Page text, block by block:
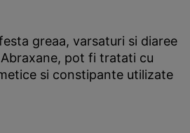
greaa, varsaturi si diaree
pot fi tratati cu
si constipante utilizate